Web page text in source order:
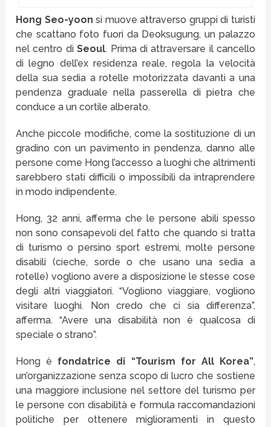
Hong Seo-yoon si muove attraverso gruppi di turisti
che scattano foto fuori da Deoksugung, un palazzo
nel centro diSeoul. Prima di attraversare il cancello
di legno dell’ex residenza reale, regola la velocità
della sua sedia a rotelle motorizzata davanti a una
pendenza graduale nella passerella di pietra che
conduce a un cortile alberato.
Anche piccole modifiche, come la sostituzione di un
gradino con un pavimento in pendenza, danno alle
persone come Hong l’accesso a luoghi che altrimenti
sarebbero stati difficili o impossibili da intraprendere
in modo indipendente.
Hong, 32 anni, afferma che le persone abili spesso
non sono consapevoli del fatto che quando si tratta
di turismo o persino sport estremi, molte persone
disabili (cieche, sorde o che usano una sedia a
rotelle) vogliono avere a disposizione le stesse cose
degli altri viaggiatori. “Vogliono viaggiare, vogliono
visitare luoghi. Non credo che ci sia differenza”,
afferma. “Avere una disabilità non è qualcosa di
speciale o strano”.
Hong è fondatrice di “Tourism for All Korea”,
un’organizzazione senza scopo di lucro che sostiene
una maggiore inclusione nel settore del turismo per
le persone con disabilità e formula raccomandazioni
politiche per ottenere miglioramenti in questo